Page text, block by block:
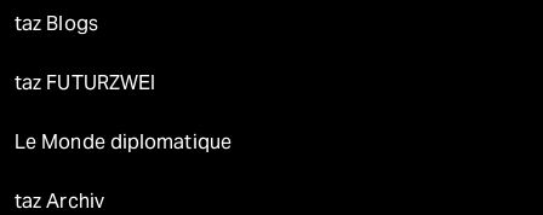
taz Blogs
taz FUTURZWEI
Le Monde diplomatique
taz Archiv